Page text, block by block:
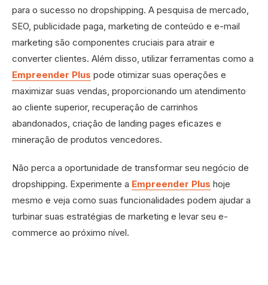
para o sucesso no dropshipping. A pesquisa de mercado,
SEO, publicidade paga, marketing de conteúdo e e-mail
marketing são componentes cruciais para atrair e
converter clientes. Além disso, utilizar ferramentas como a
Empreender Plus pode otimizar suas operações e
maximizar suas vendas, proporcionando um atendimento
ao cliente superior, recuperação de carrinhos
abandonados, criação de landing pages eficazes e
mineração de produtos vencedores.
Não perca a oportunidade de transformar seu negócio de
dropshipping. Experimente a Empreender Plus hoje
mesmo e veja como suas funcionalidades podem ajudar a
turbinar suas estratégias de marketing e levar seu e-
commerce ao próximo nível.